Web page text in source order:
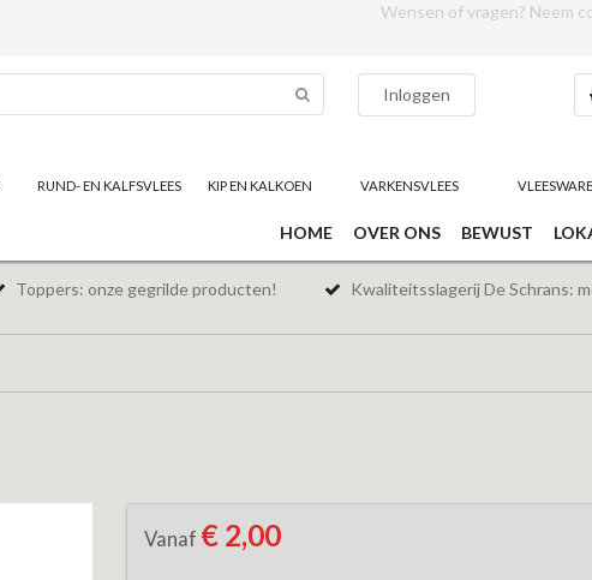
Wensen of vragen? Neem
Inloggen
RUND- EN KALFSVLEES KIP EN KALKOEN VARKENSVLEES
HOME OVER ONS BEWUST
Toppers: onze gegrilde producten! Kwaliteitsslagerij De Schrans:
Vanaf € 2,00